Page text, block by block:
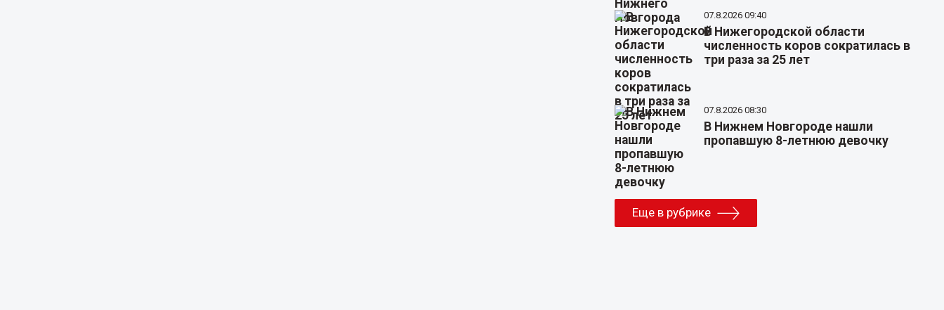
07.8.2026 09:40
В Нижегородской области
численность коров сократилась в
три раза за 25 лет
07.8.2026 08:30
В Нижнем Новгороде нашли
пропавшую 8-летнюю девочку
Еще в рубрике